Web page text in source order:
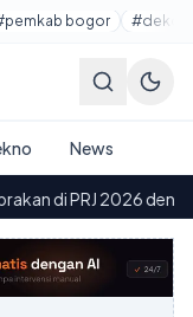
bogor
News
di PRJ 2026 dengan 2